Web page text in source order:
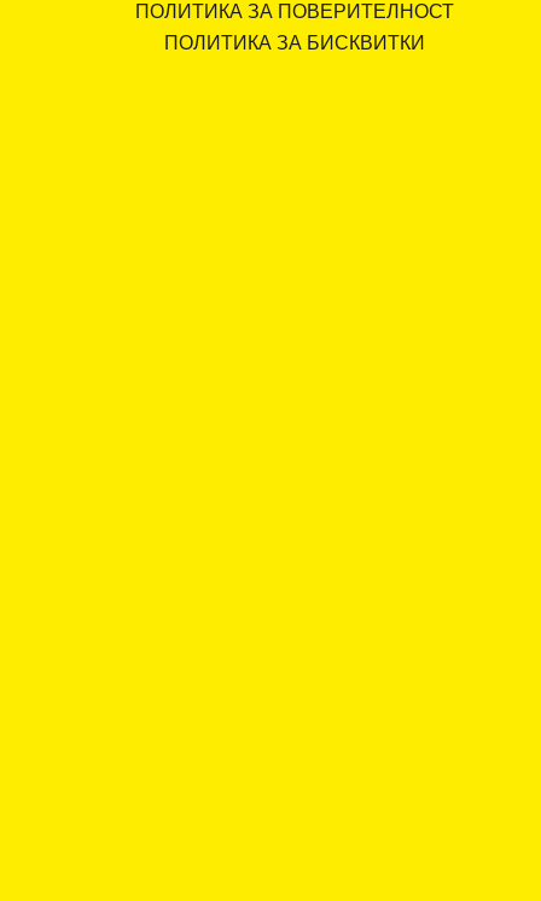
ПОЛИТИКА ЗА ПОВЕРИТЕЛНОСТ
ПОЛИТИКА ЗА БИСКВИТКИ